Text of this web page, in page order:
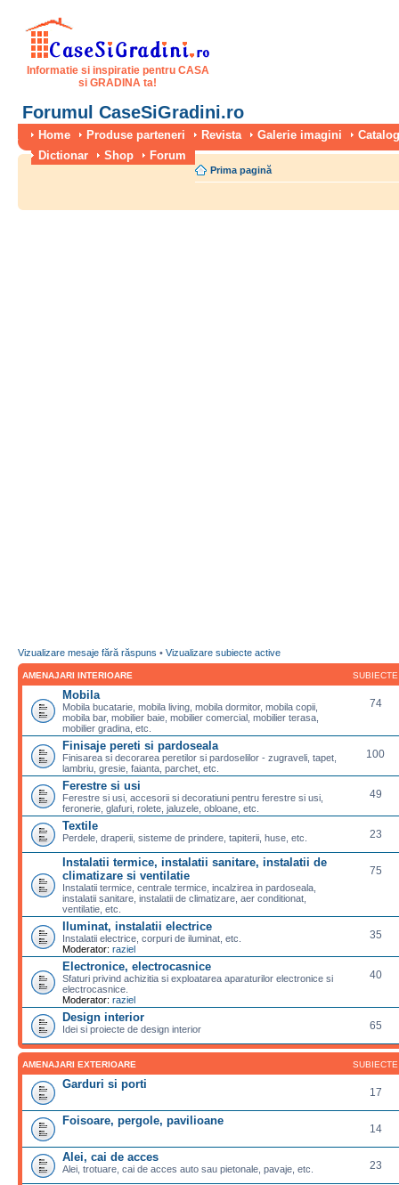
Informatie si inspiratie pentru CASA
si GRADINA ta!
Forumul CaseSiGradini.ro
Home Produse parteneri Revista Galerie imagini
Dictionar
Shop Forum
Prima pagină
Vizualizare mesaje fără răspuns • Vizualizare subiecte active
AMENAJARI INTERIOARE SUBIECTE
Mobila
Mobila bucatarie, mobila living, mobila dormitor, mobila copii,
mobila bar, mobilier baie, mobilier comercial, mobilier terasa,
mobilier gradina, etc.
74
Finisaje pereti si pardoseala
Finisarea si decorarea peretilor si pardoselilor - zugraveli, tapet,
lambriu, gresie, faianta, parchet, etc.
100
Ferestre si usi
Ferestre si usi, accesorii si decoratiuni pentru ferestre si usi,
feronerie, glafuri, rolete, jaluzele, obloane, etc.
49
Textile
Perdele, draperii, sisteme de prindere, tapiterii, huse, etc. 23
Instalatii termice, instalatii sanitare, instalatii de
climatizare si ventilatie
Instalatii termice, centrale termice, incalzirea in pardoseala,
instalatii sanitare, instalatii de climatizare, aer conditionat,
ventilatie, etc.
75
Iluminat, instalatii electrice
Instalatii electrice, corpuri de iluminat, etc.
Moderator: raziel
35
Electronice, electrocasnice
Sfaturi privind achizitia si exploatarea aparaturilor electronice si
electrocasnice.
Moderator: raziel
40
Design interior
Idei si proiecte de design interior 65
AMENAJARI EXTERIOARE SUBIECTE
Garduri si porti
17
Foisoare, pergole, pavilioane
14
Alei, cai de acces
Alei, trotuare, cai de acces auto sau pietonale, pavaje, etc. 23